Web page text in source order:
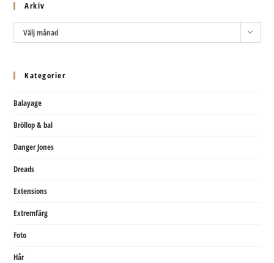
Arkiv
ArkivVälj månad
Kategorier
Balayage
Bröllop & bal
Danger Jones
Dreads
Extensions
Extremfärg
Foto
Hår